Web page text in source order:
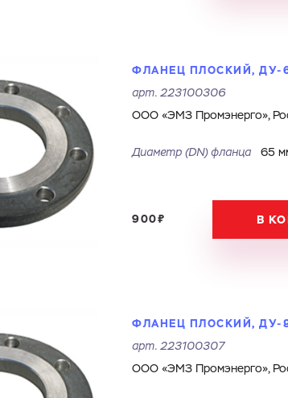
Cоглашаюсь на обработку
ГОТОВО
Номер телефона
Cоглашаюсь на обработку
Файл с реквизитами огранизации (любой формат, макс.
Cоглашаюсь на обработку
ФЛАНЕЦ ПЛОСКИЙ, ДУ-
арт. 223100306
ООО «ЭМЗ Промэнерго»,
Диаметр (DN) фланца 65
900₽ В
ФЛАНЕЦ ПЛОСКИЙ, ДУ-
арт. 223100307
ООО «ЭМЗ Промэнерго»,